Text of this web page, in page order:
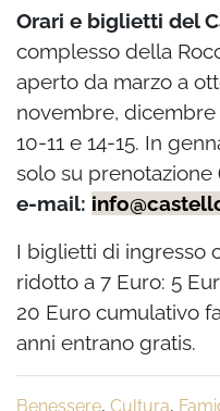
Orari e biglietti del
complesso della
aperto da marzo a
novembre,
10-11 e 14-15. In
solo su prenotazione
e-mail:
I biglietti di ingresso
ridotto a 7 Euro: 5
20 Euro cumulativo
anni entrano gratis.
Benessere, Cultura,